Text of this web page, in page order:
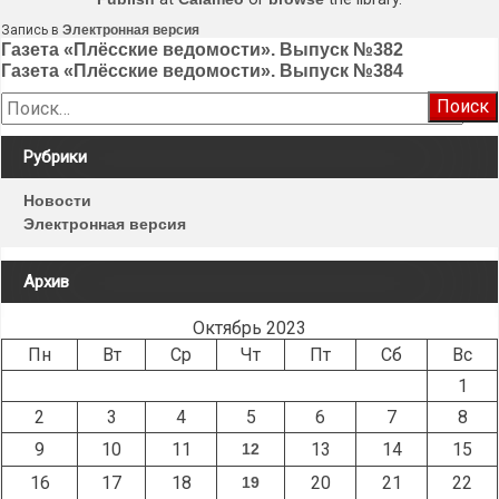
Запись в Электронная версия
Навигация
по
записям
Газета «Плёсские ведомости». Выпуск №382
Газета «Плёсские ведомости». Выпуск №384
Найти:
Рубрики
Новости
Электронная версия
Архив
Октябрь 2023
Пн
Вт Ср Чт Пт Сб
Вс
1
2
3 4 5 6 7
8
9
10 11 12 13 14
15
16
17 18 19 20 21 22